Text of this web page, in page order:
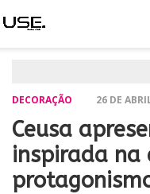
DECORAÇÃO 26 DE
Ceusa
inspirada na